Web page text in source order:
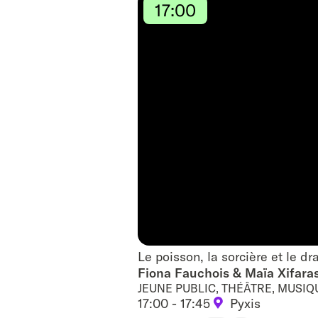
Le poisson, la sorcière et le
Le poisson, la sorcière et le
Fiona Fauchois & Maïa
JEUNE PUBLIC, THÉÂTRE,
17:00 - 17:45 Pyxis
17:00